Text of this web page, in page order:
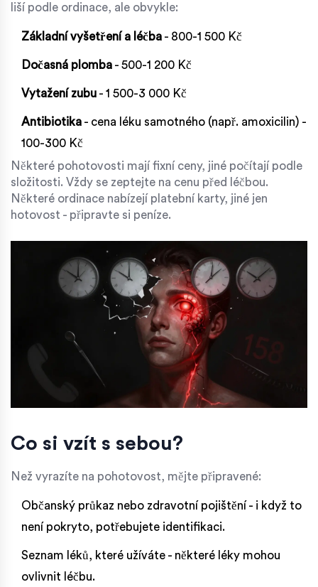
liší podle ordinace, ale obvykle:
Základní vyšetření a léčba - 800-1 500 Kč
Dočasná plomba - 500-1 200 Kč
Vytažení zubu - 1 500-3 000 Kč
Antibiotika - cena léku samotného (např. amoxicilin) -
100-300 Kč
Některé pohotovosti mají fixní ceny, jiné počítají podle
složitosti. Vždy se zeptejte na cenu před léčbou.
Některé ordinace nabízejí platební karty, jiné jen
hotovost - připravte si peníze.
Co si vzít s sebou?
Než vyrazíte na pohotovost, mějte připravené:
Občanský průkaz nebo zdravotní pojištění - i když to
není pokryto, potřebujete identifikaci.
Seznam léků, které užíváte - některé léky mohou
ovlivnit léčbu.